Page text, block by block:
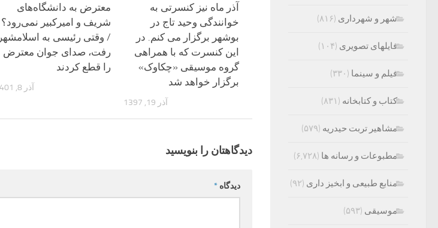
معترض به دانشگاه‌های
شریف و امیرکبیر نمی‌رود؟
/ وقتی رئیسی به اسلامشهر
رفت، صدای جوان معترض
را قطع کردند
آذر 8, 1401
آذر ماه نیز کنسرتی به
خوانندگی وحید تاج در
بوشهر برگزار می کنم. در
این کنسرت که با همراهی
گروه موسیقی «چکاوک»
برگزار خواهد شد
آذر 19, 1397
دیدگاهتان را بنویسید
دیدگاه *
شهر و شهرداری (۸۱۶)
فایلهای تصویری (۱۰۴)
فیلم و سینما (۳۳۰)
کتاب و کتابخانه (۸۳۱)
مشاهیر تربت حیدریه (۵۷۹)
مطبوعات و رسانه ها (۶,۷۲۸)
منابع طبیعی و ابخیز داری (۹۲)
موسیقی (۵۹۳)